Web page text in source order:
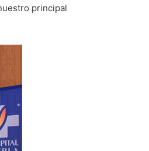
principal